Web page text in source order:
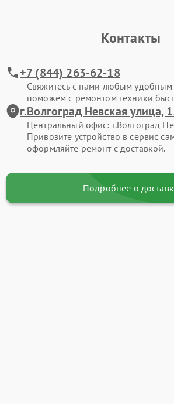
Контакты
+7 (844) 263-62-18
Свяжитесь с нами любым
поможем с ремонтом техники
г.Волгоград Невская улица,
Центральный офис: г.Волгоград
Привозите устройство в сервис
оформляйте ремонт с доставкой.
Подробнее о